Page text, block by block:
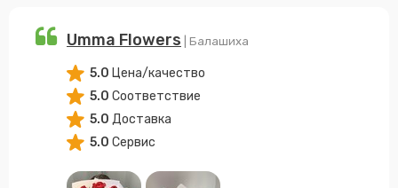
Umma Flowers | Балашиха
5.0 Цена/качество
5.0 Соответствие
5.0 Доставка
5.0 Сервис